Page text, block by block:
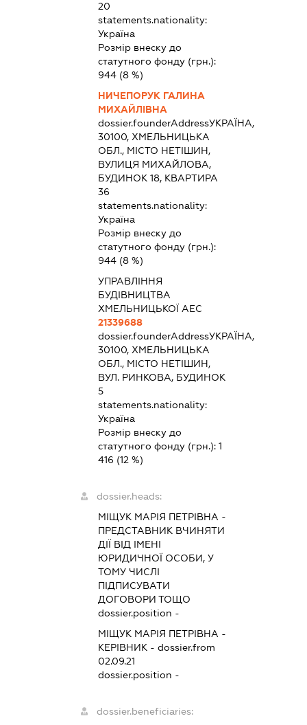
20
statements.nationality:
Україна
Розмір внеску до
статутного фонду (грн.):
944 (8 %)
НИЧЕПОРУК ГАЛИНА
МИХАЙЛІВНА
dossier.founderAddressУКРАЇНА,
30100, ХМЕЛЬНИЦЬКА
ОБЛ., МІСТО НЕТІШИН,
ВУЛИЦЯ МИХАЙЛОВА,
БУДИНОК 18, КВАРТИРА
36
statements.nationality:
Україна
Розмір внеску до
статутного фонду (грн.):
944 (8 %)
УПРАВЛІННЯ
БУДІВНИЦТВА
ХМЕЛЬНИЦЬКОЇ АЕС
21339688
dossier.founderAddressУКРАЇНА,
30100, ХМЕЛЬНИЦЬКА
ОБЛ., МІСТО НЕТІШИН,
ВУЛ. РИНКОВА, БУДИНОК
5
statements.nationality:
Україна
Розмір внеску до
статутного фонду (грн.):1
416 (12 %)
dossier.heads:
МІЩУК МАРІЯ ПЕТРІВНА -
ПРЕДСТАВНИК ВЧИНЯТИ
ДІЇ ВІД ІМЕНІ
ЮРИДИЧНОЇ ОСОБИ, У
ТОМУ ЧИСЛІ
ПІДПИСУВАТИ
ДОГОВОРИ ТОЩО
dossier.position -
МІЩУК МАРІЯ ПЕТРІВНА -
КЕРІВНИК - dossier.from
02.09.21
dossier.position -
dossier.beneficiaries: